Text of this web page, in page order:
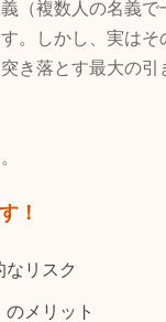
（複数人の名義で
。しかし、実はそ
き落とす最大の引
！
リスク
メリット